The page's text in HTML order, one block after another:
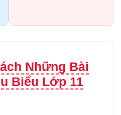
Những Bài
Biểu Lớp 11